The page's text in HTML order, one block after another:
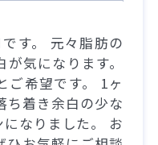
す。 元々脂肪の
気になります。
ご希望です。 1ヶ
ち着き余白の少な
なりました。 お